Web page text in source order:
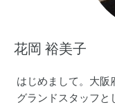
花岡 裕美子
はじめまして。大阪
グランドスタッフと